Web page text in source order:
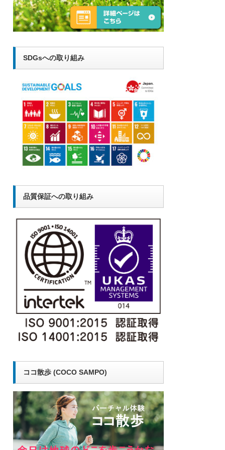
SDGsへの取り組み
品質保証への取り組み
ココ散歩 (COCO SAMPO)